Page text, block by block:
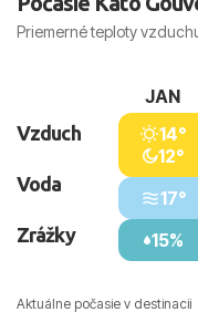
Priemerné teploty
Aktuálne počasie v destinacii
Vzduch
Voda
Zrážky
JAN
14°
12°
17°
15%